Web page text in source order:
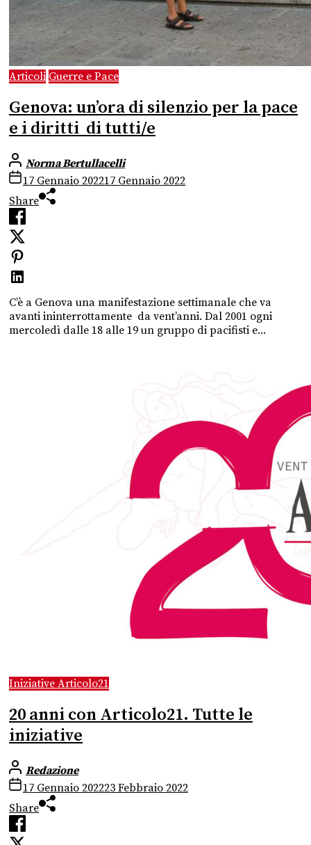
Articoli Guerre e Pace
Genova: un’ora di silenzio per la pace
e i diritti di tutti/e
Norma Bertullacelli
17 Gennaio 202217 Gennaio 2022
Share
C’è a Genova una manifestazione settimanale che va
avanti ininterrottamente da vent’anni. Dal 2001 ogni
mercoledì dalle 18 alle 19 un gruppo di pacifisti e...
Iniziative Articolo21
20 anni con Articolo21. Tutte le
iniziative
Redazione
17 Gennaio 202223 Febbraio 2022
Share